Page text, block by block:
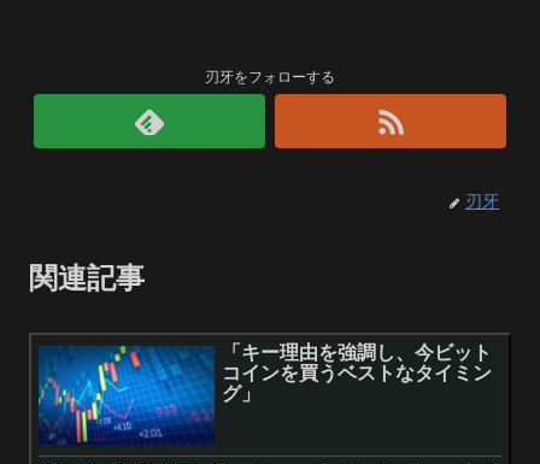
刃牙をフォローする
刃牙
関連記事
「キー理由を強調し、今ビット
コインを買うベストなタイミン
グ」